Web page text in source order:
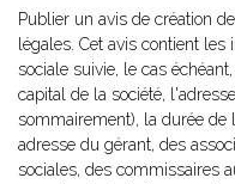
Publier un avis de création
légales. Cet avis contient
sociale suivie, le cas
capital de la société,
sommairement), la durée de
adresse du gérant, des
sociales, des commissaires